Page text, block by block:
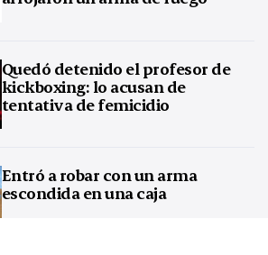
Quedó detenido el profesor de
kickboxing: lo acusan de
tentativa de femicidio
Entró a robar con un arma
escondida en una caja